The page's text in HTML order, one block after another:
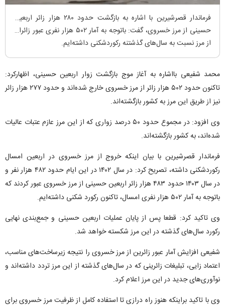
فرماندار قصرشیرین با اشاره به بازگشت حدود ۲۸۰ هزار زائر اربعین
حسینی از مرز خسروی، گفت: باتوجه به آمار ۵۰۲ هزار نفری عبور زائران
از مرز نسبت به سال‌های گذشتنه رکوردشکنی داشته‌ایم.
محمد شفیعی بااشاره به آغاز موج بازگشت زوار اربعین حسینی، اظهارکرد:
تاکنون حدود ۵۰۲ هزار زائر از مرز خسروی خارج شده‌اند و حدود ۲۷۷ هزار زائر
نیز از طریق این مرز به کشور بازگشته‌اند.
وی افزود: در مجموع حدود ۵۰ درصد زواری که از این مرز عازم عتبات عالیات
شده‌اند، به کشور بازگشته‌اند.
فرماندار قصرشیرین با بیان اینکه خروج از مرز خسروی در اربعین امسال
رکوردشکنی داشته، تصریح کرد: در سال ۱۴۰۲ در این ایام حدود ۴۸۲ هزار نفر و
در سال ۱۴۰۳ حدود ۴۸۳ هزار زائر اربعین حسینی از مرز خسروی عبور کردند که
باتوجه به آمار ۵۰۲ هزار نفری امسال، تاکنون رکورد شکنی داشته‌ایم.
وی تاکید کرد: قطعا پس از پایان عملیات اربعین حسینی و جمع‌بندی نهایی
رکورد سال‌های گذشته در این مرز شکسته خواهد شد.
شفیعی افزایش آمار عبور زائرین از مرز خسروی را نتیجه زیرساخت‌های مناسب،
اعتماد زایی، تبلیغات زائرینی که در سال‌های گذشته از این مرز تردد داشته‌اند و
نوآوری‌های جدید در این مرز اعلام کرد.
وی با تاکید براینکه هنوز راه درازی تا استفاده کامل از ظرفیت مرز خسروی برای